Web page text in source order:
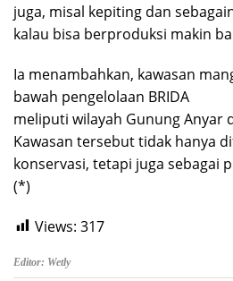
juga, misal kepiting dan
kalau bisa berproduksi makin
Ia menambahkan, kawasan
bawah pengelolaan BRIDA
meliputi wilayah Gunung Anyar
Kawasan tersebut tidak hanya
konservasi, tetapi juga sebagai
(*)
Views: 317
Editor: Wetly